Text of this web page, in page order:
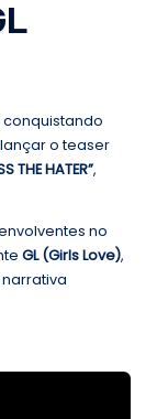
o teaser
THE HATER”,
no
GL (Girls Love),